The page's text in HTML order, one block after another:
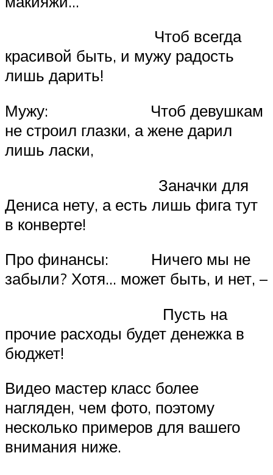
Чтоб всегда
красивой быть, и мужу радость
лишь дарить!
Мужу: Чтоб девушкам
не строил глазки, а жене дарил
лишь ласки,
Заначки для
Дениса нету, а есть лишь фига тут
в конверте!
Про финансы: Ничего мы не
забыли? Хотя… может быть, и нет, –
Пусть на
прочие расходы будет денежка в
бюджет!
Видео мастер класс более
нагляден, чем фото, поэтому
несколько примеров для вашего
внимания ниже.